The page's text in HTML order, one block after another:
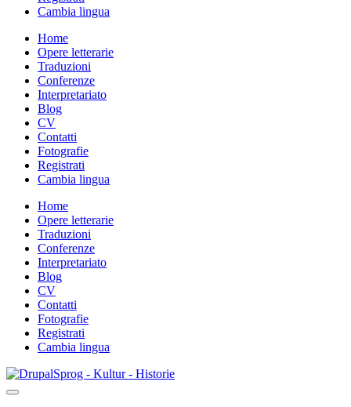
Cambia lingua
Home
Opere letterarie
Traduzioni
Conferenze
Interpretariato
Blog
CV
Contatti
Fotografie
Registrati
Cambia lingua
Home
Opere letterarie
Traduzioni
Conferenze
Interpretariato
Blog
CV
Contatti
Fotografie
Registrati
Cambia lingua
Salta
al
Sprog - Kultur - Historie